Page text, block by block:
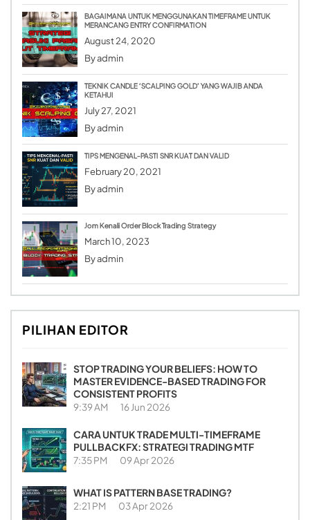
BAGAIMANA UNTUK MENGGUNAKAN TIMEFRAME UNTUK
MERANCANG ENTRY CONFIRMATION
August 24, 2020
Byadmin
TEKNIK CANDLE ‘SCALPING GOLD’ YANG WAJIB ANDA
KETAHUI
July 27, 2021
Byadmin
TIPS MENGENAL-PASTI SNR KUAT DAN VALID
February 20, 2021
Byadmin
Jom Kenali Order Block Trading Strategy
March 10, 2023
Byadmin
PILIHAN EDITOR
STOP TRADING YOUR BELIEFS: HOW TO
MASTER EVIDENCE-BASED TRADING FOR
CONSISTENT PROFITS
9:39 AM 16 Jun 2026
CARA UNTUK TRADE MULTI-TIMEFRAME
PULLBACKFX: STRATEGI TRADING MTF
7:35 PM 09 Apr 2026
WHAT IS PATTERN BASE TRADING?
2:21 PM 03 Apr 2026